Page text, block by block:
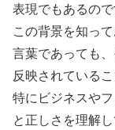
表現でもあるので
この背景を知っ
言葉であっても
反映されている
特にビジネスや
と正しさを理解